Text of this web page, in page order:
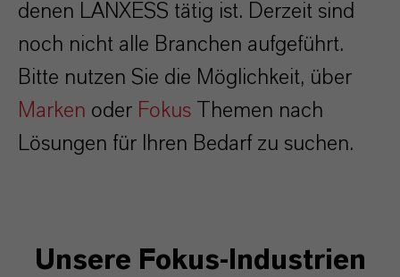
denen LANXESS tätig ist. Derzeit sind
noch nicht alle Branchen aufgeführt.
Bitte nutzen Sie die Möglichkeit, über
Marken oder Fokus
Themen nach
Lösungen für Ihren Bedarf zu suchen.
Unsere Fokus-Industrien